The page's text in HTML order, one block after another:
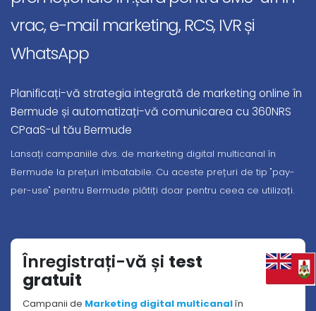
vrac, e-mail marketing, RCS, IVR și
WhatsApp
Planificați-vă strategia integrată de marketing online în
Bermude și automatizați-vă comunicarea cu 360NRS
CPaaS-ul tău Bermude
Lansați campaniile dvs. de marketing digital multicanal în
Bermude la prețuri imbatabile. Cu aceste prețuri de tip "pay-
per-use" pentru Bermude plătiți doar pentru ceea ce utilizați.
Înregistrați-vă și test
gratuit
Campanii de Marketing digital multicanalîn